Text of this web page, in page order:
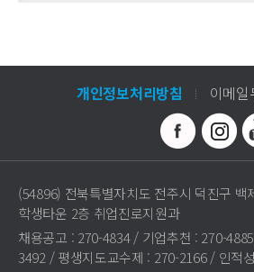
개인정보처리방침 이메
(54896) 전북특별자치도 전주시 덕진구 백
학생타운 2층 취업진로지원과
채용공고 : 270-4834 / 기업추천 : 270-
3492 / 평생지도교수제 : 270-2166 / 인적